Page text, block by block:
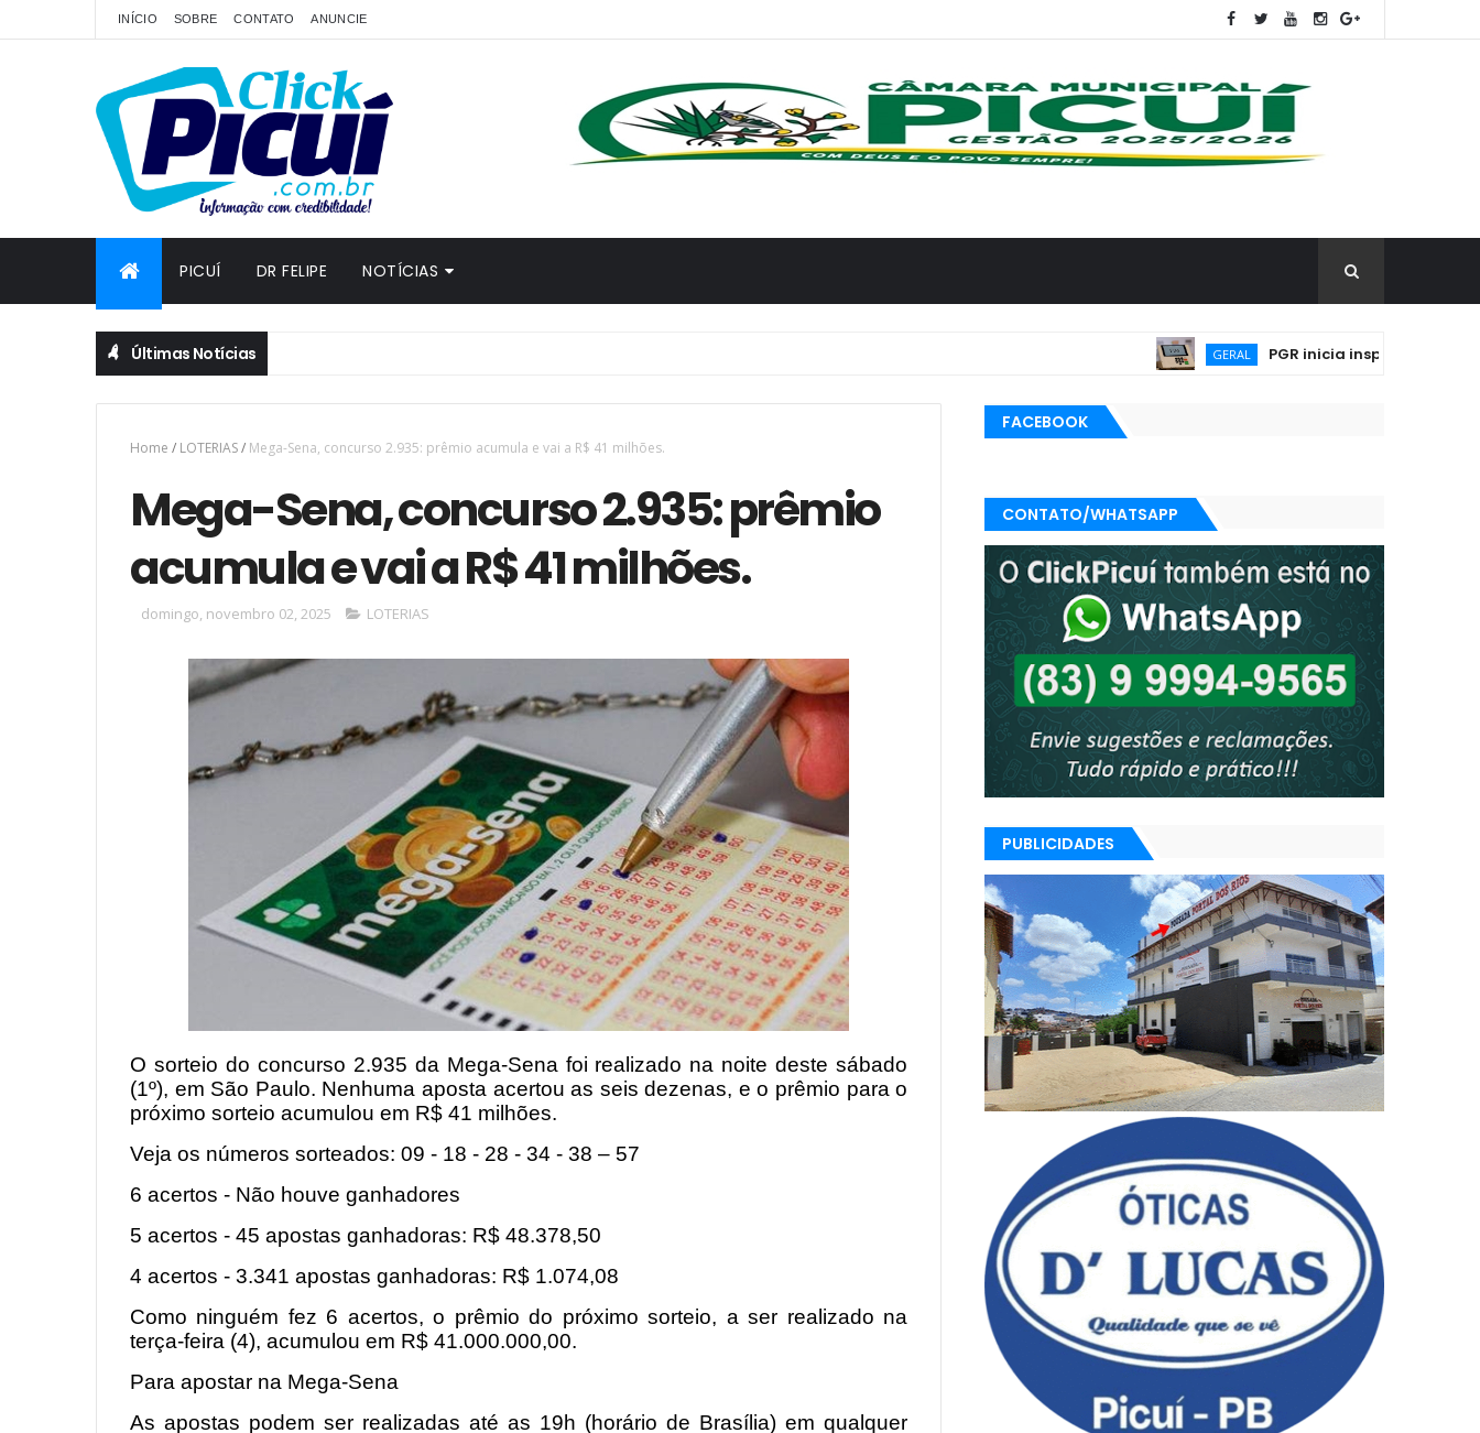
INÍCIO SOBRE CONTATO ANUNCIE
PICUÍ DR FELIPE NOTÍCIAS
Últimas Notícias GERAL PGR inicia inspeção dos códigos-
Home / LOTERIAS/ Mega-Sena, concurso 2.935: prêmio acumula e vai a R$ 41 milhões.
Mega-Sena, concurso 2.935: prêmio
acumula e vai a R$ 41 milhões.
domingo, novembro 02, 2025 LOTERIAS
O sorteio do concurso 2.935 da Mega-Sena foi realizado na noite deste sábado
(1º), em São Paulo. Nenhuma aposta acertou as seis dezenas, e o prêmio para o
próximo sorteio acumulou em R$ 41 milhões.
Veja os números sorteados: 09 - 18 - 28 - 34 - 38 – 57
6 acertos - Não houve ganhadores
5 acertos - 45 apostas ganhadoras: R$ 48.378,50
4 acertos - 3.341 apostas ganhadoras: R$ 1.074,08
Como ninguém fez 6 acertos, o prêmio do próximo sorteio, a ser realizado na
terça-feira (4), acumulou em R$ 41.000.000,00.
Para apostar na Mega-Sena
As apostas podem ser realizadas até as 19h (horário de Brasília) em qualquer
FACEBOOK
CONTATO/WHATSAPP
PUBLICIDADES